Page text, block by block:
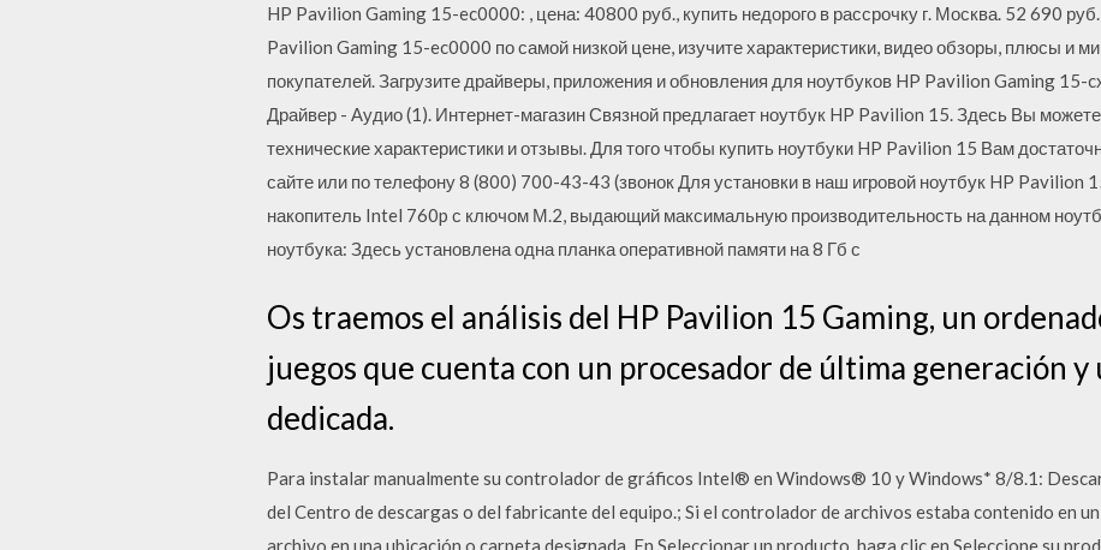
HP Pavilion Gaming 15-ec0000: , цена: 40800 руб., купить недорого в рассрочку г. Москва. 52 690
Pavilion Gaming 15-ec0000 по самой низкой цене, изучите характеристики, видео обзоры, плюсы и
покупателей. Загрузите драйверы, приложения и обновления для ноутбуков HP Pavilion Gaming
Драйвер - Аудио (1). Интернет-магазин Связной предлагает ноутбук HP Pavilion 15. Здесь Вы
технические характеристики и отзывы. Для того чтобы купить ноутбуки HP Pavilion 15 Вам
сайте или по телефону 8 (800) 700-43-43 (звонок Для установки в наш игровой ноутбук HP
накопитель Intel 760p с ключом М.2, выдающий максимальную производительность на данном
ноутбука: Здесь установлена одна планка оперативной памяти на 8 Гб с
Os traemos el análisis del HP Pavilion 15 Gaming, un
juegos que cuenta con un procesador de última generación y
dedicada.
Para instalar manualmente su controlador de gráficos Intel® en Windows® 10 y Windows* 8/8.1:
del Centro de descargas o del fabricante del equipo.; Si el controlador de archivos estaba contenido en
archivo en una ubicación o carpeta designada. En Seleccionar un producto, haga clic en Seleccione su